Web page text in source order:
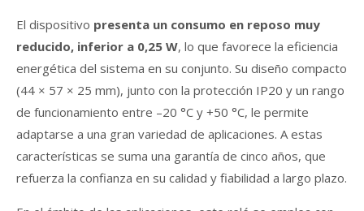
El dispositivo presenta un consumo en reposo muy
reducido, inferior a 0,25 W, lo que favorece la eficiencia
energética del sistema en su conjunto. Su diseño compacto
(44 × 57 × 25 mm), junto con la protección IP20 y un rango
de funcionamiento entre –20 °C y +50 °C, le permite
adaptarse a una gran variedad de aplicaciones. A estas
características se suma una garantía de cinco años, que
refuerza la confianza en su calidad y fiabilidad a largo plazo.